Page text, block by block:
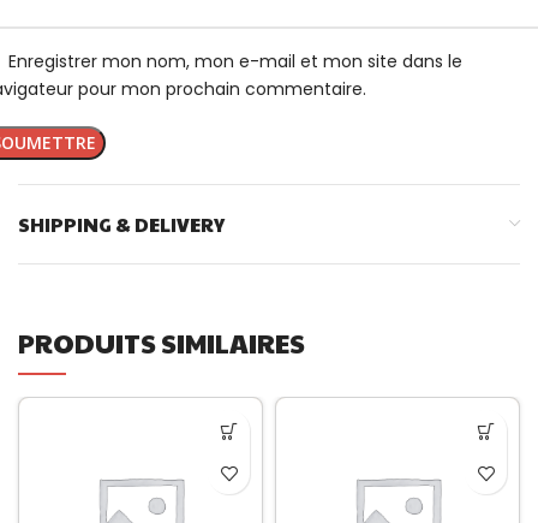
Enregistrer mon nom, mon e-mail et mon site dans le
pour mon prochain commentaire.
SHIPPING & DELIVERY
PRODUITS SIMILAIRES